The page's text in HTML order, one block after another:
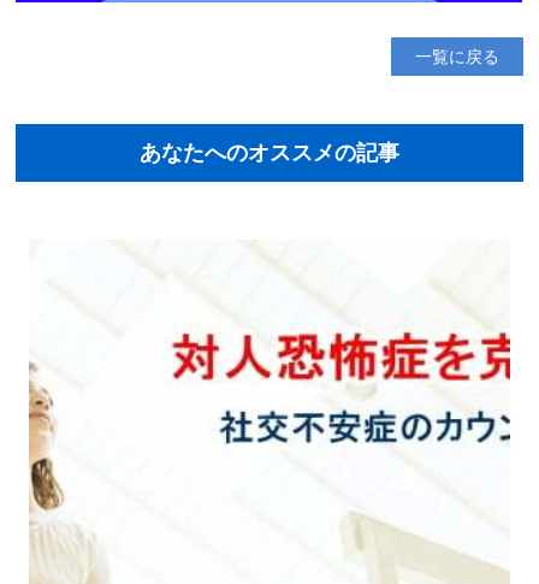
一覧に戻る
あなたへのオススメの記事